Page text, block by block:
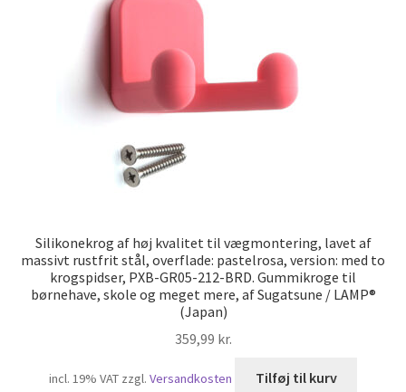
Silikonekrog af høj kvalitet til vægmontering, lavet af
massivt rustfrit stål, overflade: pastelrosa, version: med to
krogspidser, PXB-GR05-212-BRD. Gummikroge til
børnehave, skole og meget mere, af Sugatsune / LAMP®
(Japan)
359,99 kr.
incl. 19% VAT zzgl. Versandkosten Tilføj til kurv